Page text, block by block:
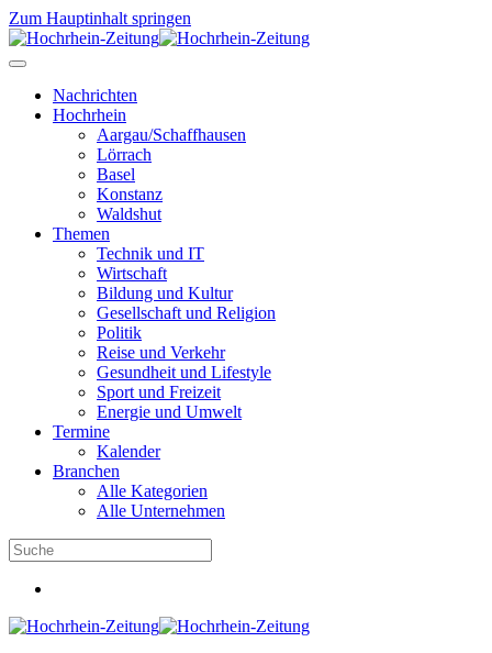
Zum Hauptinhalt springen
Nachrichten
Hochrhein
Aargau/Schaffhausen
Lörrach
Basel
Konstanz
Waldshut
Themen
Technik und IT
Wirtschaft
Bildung und Kultur
Gesellschaft und Religion
Politik
Reise und Verkehr
Gesundheit und Lifestyle
Sport und Freizeit
Energie und Umwelt
Termine
Kalender
Branchen
Alle Kategorien
Alle Unternehmen